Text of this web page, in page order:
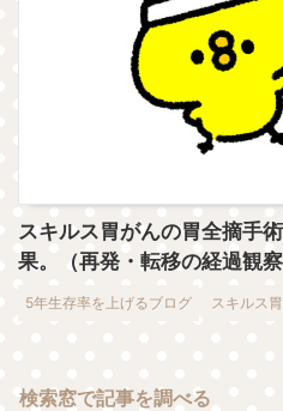
スキルス胃がんの胃全摘手
果。（再発・転移の経過観察
5年生存率を上げるブログ スキルス
検索窓で記事を調べる